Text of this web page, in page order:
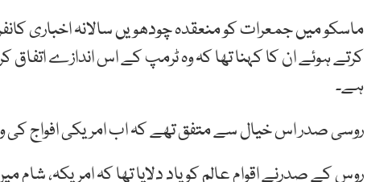
کرتے ہوئے ان کا کہنا تھا کہ وہ ٹرمپ کے اس اندازے
ہے۔
روسی صدر اس خیال سے متفق تھے کہ اب امریکی افواج کی
روس کے صدرنے اقوام عالم کو یاد دلایا تھا کہ امریکہ،